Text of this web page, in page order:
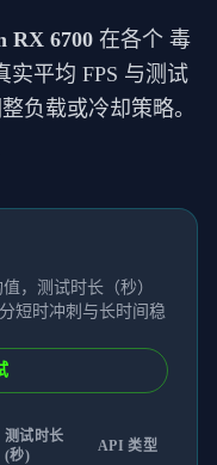
RX 6700 在各个 毒
实平均 FPS 与测试
负载或冷却策略。
，测试时长（秒）
短时冲刺与长时间稳
测试时长
(秒)
API 类型